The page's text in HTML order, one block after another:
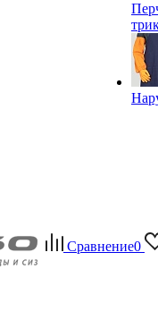
Сравнение0